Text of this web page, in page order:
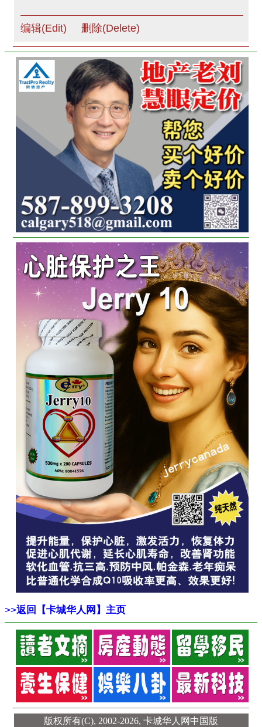
编辑(Edit) 删除(Delete)
>>返回【卡城华人网】主页
版权所有(C), 2002-2026, 卡城华人网中国版